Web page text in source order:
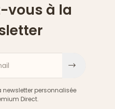
vous à la
newsletter personnalisée
Direct.